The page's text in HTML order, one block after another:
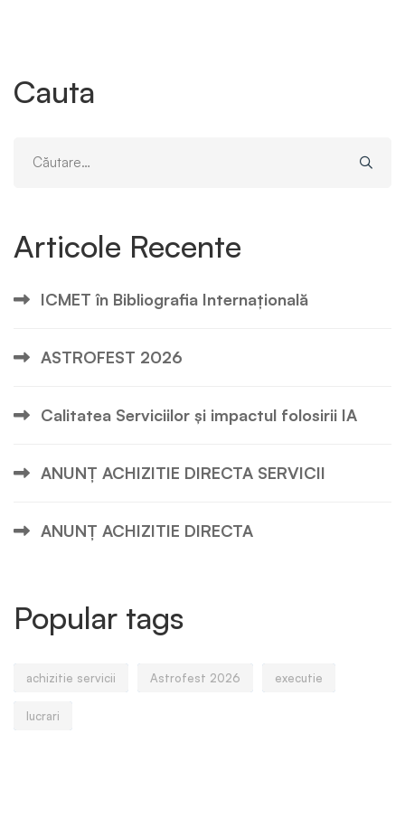
Cauta
Articole Recente
ICMET în Bibliografia Internațională
ASTROFEST 2026
Calitatea Serviciilor și impactul folosirii IA
ANUNȚ ACHIZITIE DIRECTA SERVICII
ANUNȚ ACHIZITIE DIRECTA
Popular tags
achizitie servicii Astrofest 2026 executie
lucrari